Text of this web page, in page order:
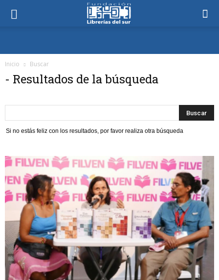
Inicio Buscar
- Resultados de la búsqueda
Si no estás feliz con los resultados, por favor realiza otra búsqueda